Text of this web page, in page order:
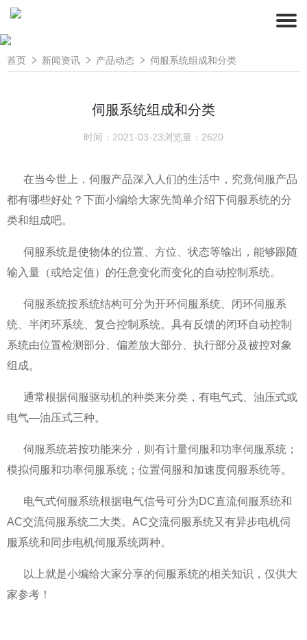
首页 新闻资讯 产品动态 伺服系统组成和分类
伺服系统组成和分类
时间：2021-03-23浏览量：2620
在当今世上，伺服产品深入人们的生活中，究竟伺服产品
都有哪些好处？下面小编给大家先简单介绍下伺服系统的分
类和组成吧。
伺服系统是使物体的位置、方位、状态等输出，能够跟随
输入量（或给定值）的任意变化而变化的自动控制系统。
伺服系统按系统结构可分为开环伺服系统、闭环伺服系
统、半闭环系统、复合控制系统。具有反馈的闭环自动控制
系统由位置检测部分、偏差放大部分、执行部分及被控对象
组成。
通常根据伺服驱动机的种类来分类，有电气式、油压式或
电气—油压式三种。
伺服系统若按功能来分，则有计量伺服和功率伺服系统；
模拟伺服和功率伺服系统；位置伺服和加速度伺服系统等。
电气式伺服系统根据电气信号可分为DC直流伺服系统和
AC交流伺服系统二大类。AC交流伺服系统又有异步电机伺
服系统和同步电机伺服系统两种。
以上就是小编给大家分享的伺服系统的相关知识，仅供大
家参考！